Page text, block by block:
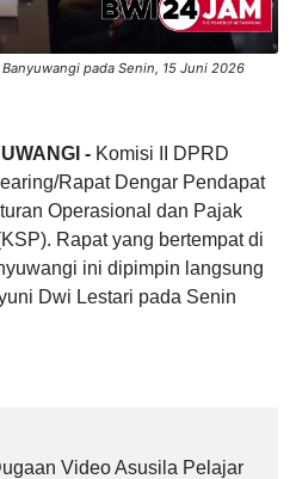
pada Senin, 15 Juni 2026
- Komisi II DPRD
Rapat Dengar Pendapat
Operasional dan Pajak
Rapat yang bertempat di
ini dipimpin langsung
Dwi Lestari pada Senin
Video Asusila Pelajar